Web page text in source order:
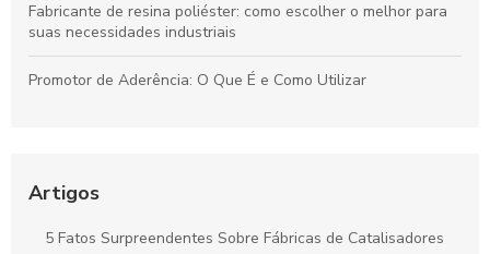
Fabricante de resina poliéster: como escolher o melhor para
suas necessidades industriais
Promotor de Aderência: O Que É e Como Utilizar
Como Escolher o Melhor Bloqueador de Umidade para sua
Artigos
5 Fatos Surpreendentes Sobre Fábricas de Catalisadores